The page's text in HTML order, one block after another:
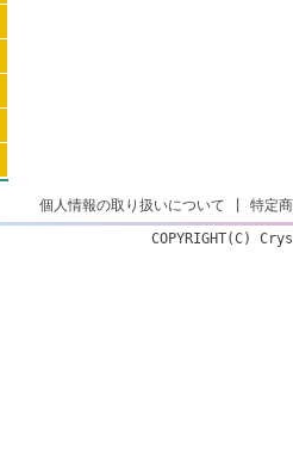
個人情報の取り扱いについて
特定
COPYRIGHT(C)